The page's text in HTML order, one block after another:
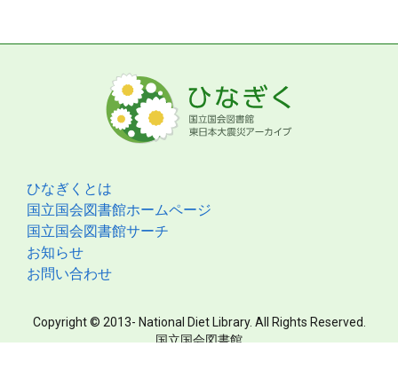
ひなぎくとは
国立国会図書館ホームページ
国立国会図書館サーチ
お知らせ
お問い合わせ
Copyright © 2013- National Diet Library. All Rights Reserved.